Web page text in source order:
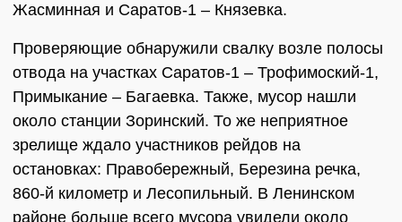
Жасминная и Саратов-1 – Князевка.
Проверяющие обнаружили свалку возле полосы
отвода на участках Саратов-1 – Трофимоский-1,
Примыкание – Багаевка. Также, мусор нашли
около станции Зоринский. То же неприятное
зрелище ждало участников рейдов на
остановках: Правобережный, Березина речка,
860-й километр и Лесопильный. В Ленинском
районе больше всего мусора увидели около